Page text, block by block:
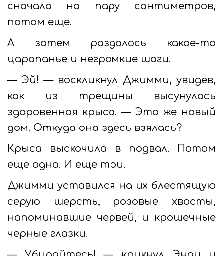
сначала на пару сантиметров,
потом еще.
А затем раздалось какое-то
царапанье и негромкие шаги.
— Эй! — воскликнул Джимми, увидев,
как из трещины высунулась
здоровенная крыса. — Это же новый
дом. Откуда она здесь взялась?
Крыса выскочила в подвал. Потом
еще одна. И еще три.
Джимми уставился на их блестящую
серую шерсть, розовые хвосты,
напоминавшие червей, и крошечные
черные глазки.